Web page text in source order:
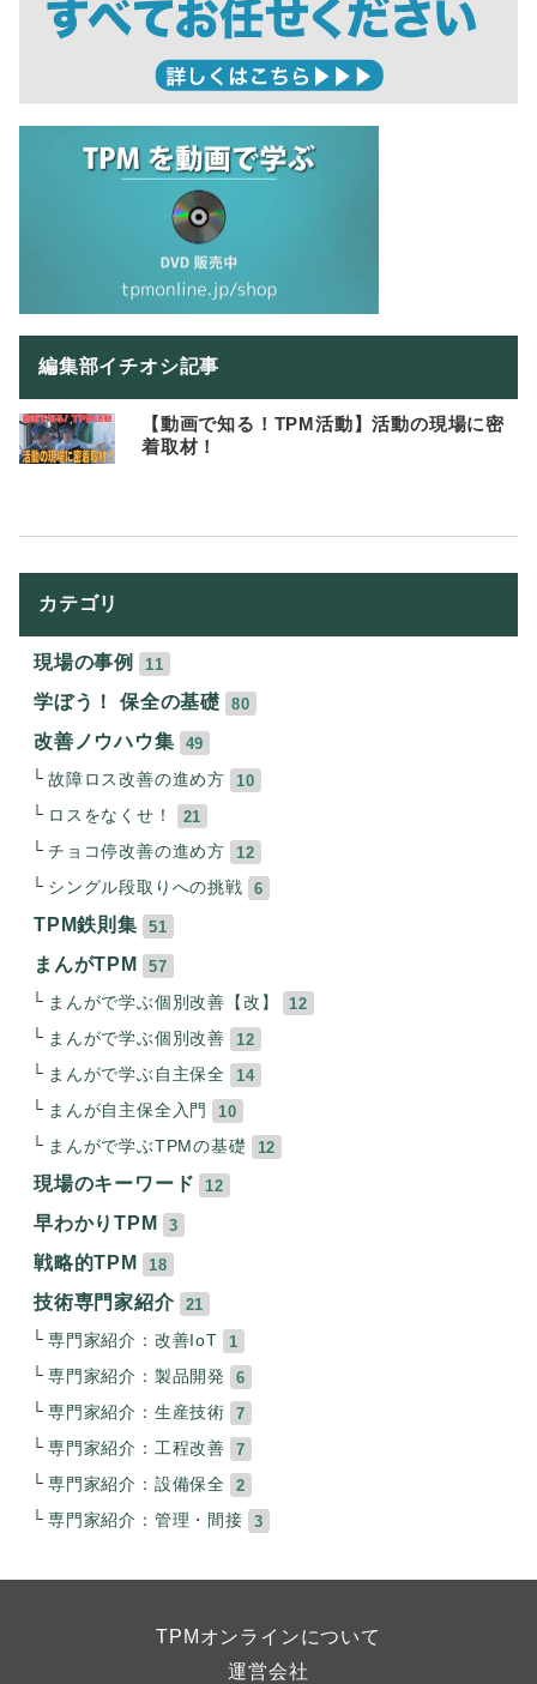
編集部イチオシ記事
【動画で知る！TPM活動】活動の現場に密
着取材！
カテゴリ
現場の事例 11
学ぼう！ 保全の基礎 80
改善ノウハウ集 49
故障ロス改善の進め方
10
ロスをなくせ！
21
チョコ停改善の進め方
12
シングル段取りへの挑戦
6
TPM鉄則集 51
まんがTPM 57
まんがで学ぶ個別改善【改】
12
まんがで学ぶ個別改善
12
まんがで学ぶ自主保全
14
まんが自主保全入門
10
まんがで学ぶTPMの基礎
12
現場のキーワード 12
早わかりTPM 3
戦略的TPM 18
技術専門家紹介 21
専門家紹介：改善IoT
1
専門家紹介：製品開発
6
専門家紹介：生産技術
7
専門家紹介：工程改善
7
専門家紹介：設備保全
2
専門家紹介：管理・間接
3
TPMオンラインについて
運営会社